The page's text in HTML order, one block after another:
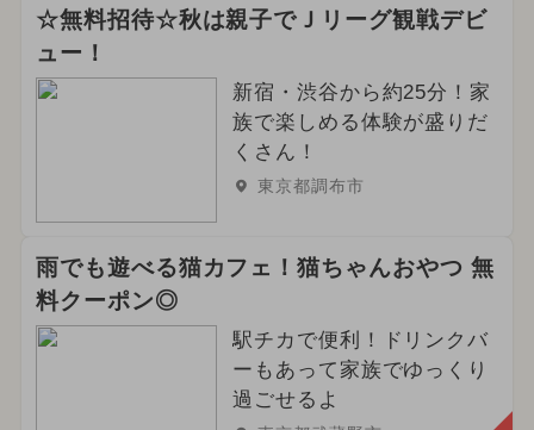
☆無料招待☆秋は親子でＪリーグ観戦デビ
ュー！
新宿・渋谷から約25分！家
族で楽しめる体験が盛りだ
くさん！
東京都調布市
雨でも遊べる猫カフェ！猫ちゃんおやつ 無
料クーポン◎
駅チカで便利！ドリンクバ
ーもあって家族でゆっくり
過ごせるよ